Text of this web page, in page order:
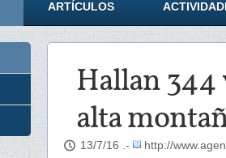
ARTÍCULOS
Hallan 344
alta
13/7/16 .- http://